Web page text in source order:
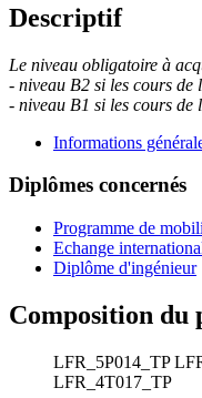
Descriptif
Le niveau obligatoire à
- niveau B2 si les cours de
- niveau B1 si les cours de
Informations
Diplômes concernés
Programme de
Echange
Diplôme d'ingénieur
Composition du
LFR_5P014_TP
LFR_4T017_TP